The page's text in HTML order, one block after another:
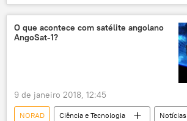
Coreia do Norte
John Hyten
Lori Robinson
STRATCOM
Comando Estratégico dos Estados Unidos
desenvolvimento
Rússia
O que acontece com satélite angolano
AngoSat-1?
9 de janeiro 2018, 12:45
NORAD Ciência e Tecnologia
Notícias